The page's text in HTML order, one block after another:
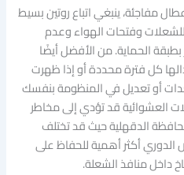
مفاجئة، ينبغي اتباع روتين بسيط
وفتحات الهواء وعدم
الحماية. من الأفضل أيضًا
كل فترة محددة أو إذا ظهرت
أو تعديل في المنظومة بنفسك
العشوائية قد تؤدي إلى مخاطر
الدقهلية حيث قد تختلف
أكثر أهمية للحفاظ على
داخل منافذ الشعلة.